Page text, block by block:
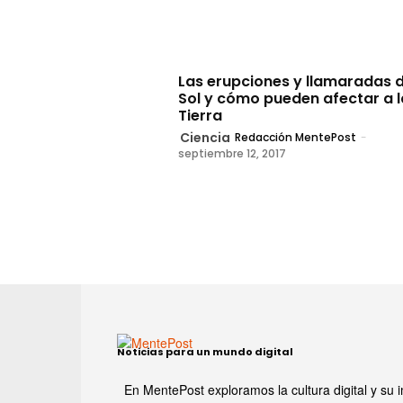
Las erupciones y llamaradas
Sol y cómo pueden afectar a
Tierra
Ciencia Redacción MentePost -
septiembre 12, 2017
Noticias para un mundo digital
En MentePost exploramos la cultura digital y su